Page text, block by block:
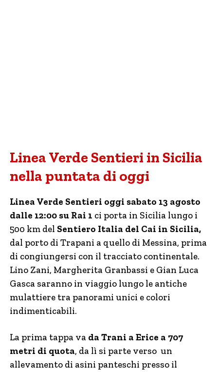
Linea Verde Sentieri in Sicilia
nella puntata di oggi
Linea Verde Sentieri oggi sabato 13 agosto
dalle 12:00 su Rai 1 ci porta in Sicilia lungo i
500 km del Sentiero Italia del Cai in Sicilia,
dal porto di Trapani a quello di Messina, prima
di congiungersi con il tracciato continentale.
Lino Zani, Margherita Granbassi e Gian Luca
Gasca saranno in viaggio lungo le antiche
mulattiere tra panorami unici e colori
indimenticabili.
La prima tappa va da Trani a Erice a 707
metri di quota, da lì si parte verso un
allevamento di asini panteschi presso il